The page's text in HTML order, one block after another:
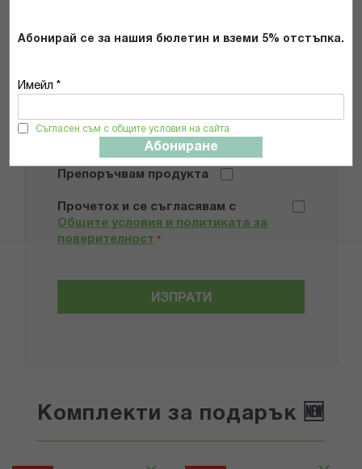
Абонирай се за нашия бюлетин и вземи 5% отстъпка.
Имейл *
Съгласен съм с общите условия на сайта
Абониране
Препоръчвам продукта
Прочетох и се съгласявам с
Общите условия и политиката за
поверителност *
ИЗПРАТИ
Комплекти за подарък 🆕